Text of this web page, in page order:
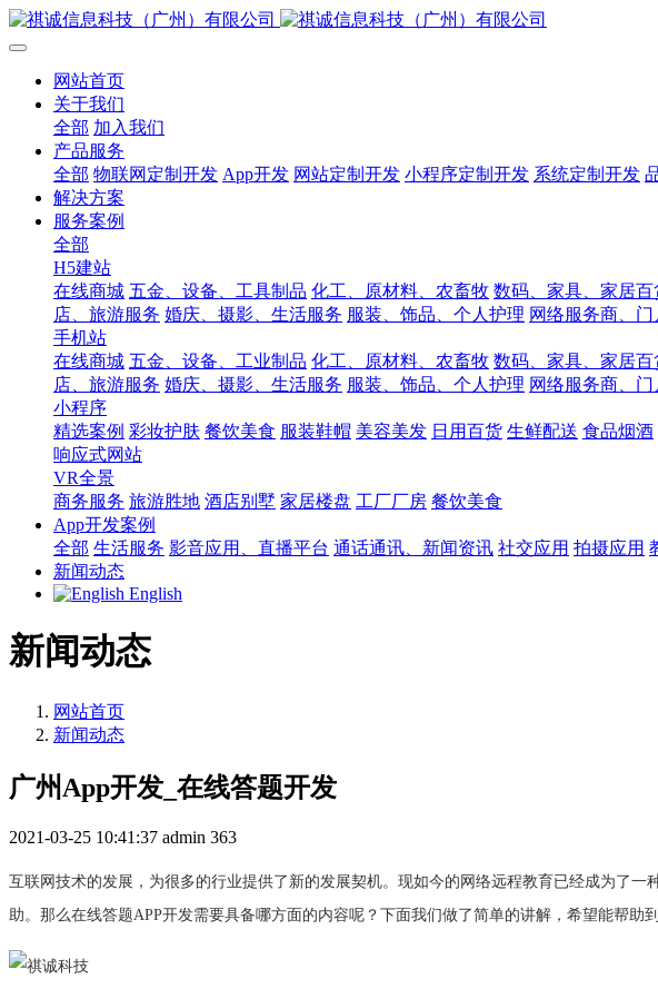
网站首页
关于我们
全部 加入我们
产品服务
全部 物联网定制开发 App开发 网站定制开发 小程序定制开发 系统定制开发
解决方案
服务案例
全部
H5建站
在线商城 五金、设备、工具制品 化工、原材料、农畜牧 数码、家具、家居百
店、旅游服务 婚庆、摄影、生活服务 服装、饰品、个人护理 网络服务商、门
手机站
在线商城 五金、设备、工业制品 化工、原材料、农畜牧 数码、家具、家居百
店、旅游服务 婚庆、摄影、生活服务 服装、饰品、个人护理 网络服务商、门
小程序
精选案例 彩妆护肤 餐饮美食 服装鞋帽 美容美发 日用百货 生鲜配送 食品烟酒
响应式网站
VR全景
商务服务 旅游胜地 酒店别墅 家居楼盘 工厂厂房 餐饮美食
App开发案例
全部 生活服务 影音应用、直播平台 通话通讯、新闻资讯 社交应用 拍摄应用
新闻动态
English
新闻动态
网站首页
新闻动态
广州App开发_在线答题开发
2021-03-25 10:41:37 admin 363
互联网技术的发展，为很多的行业提供了新的发展契机。现如今的网络远程教育已经成为了一
助。那么在线答题APP开发需要具备哪方面的内容呢？下面我们做了简单的讲解，希望能帮助到